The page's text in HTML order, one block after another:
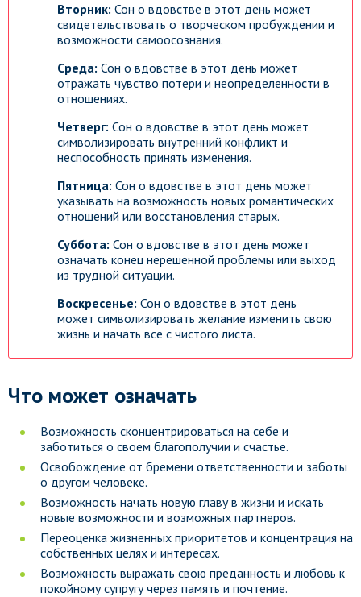
Вторник: Сон о вдовстве в этот день может
свидетельствовать о творческом пробуждении и
возможности самоосознания.
Среда: Сон о вдовстве в этот день может
отражать чувство потери и неопределенности в
отношениях.
Четверг: Сон о вдовстве в этот день может
символизировать внутренний конфликт и
неспособность принять изменения.
Пятница: Сон о вдовстве в этот день может
указывать на возможность новых романтических
отношений или восстановления старых.
Суббота: Сон о вдовстве в этот день может
означать конец нерешенной проблемы или выход
из трудной ситуации.
Воскресенье: Сон о вдовстве в этот день
может символизировать желание изменить свою
жизнь и начать все с чистого листа.
Что может означать
Возможность сконцентрироваться на себе и
заботиться о своем благополучии и счастье.
Освобождение от бремени ответственности и заботы
о другом человеке.
Возможность начать новую главу в жизни и искать
новые возможности и возможных партнеров.
Переоценка жизненных приоритетов и концентрация на
собственных целях и интересах.
Возможность выражать свою преданность и любовь к
покойному супругу через память и почтение.